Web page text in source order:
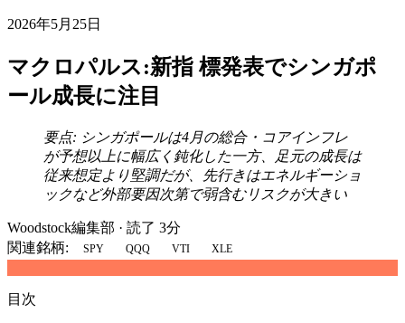
2026年5月25日
マクロパルス:新指 標発表でシンガポ
ール成長に注目
要点: シンガポールは4月の総合・コアインフレ
が予想以上に幅広く鈍化した一方、足元の成長は
従来想定より堅調だが、先行きはエネルギーショ
ックなど外部要因次第で弱含むリスクが大きい
Woodstock編集部 · 読了 3分
関連銘柄:
SPY QQQ VTI XLE
目次